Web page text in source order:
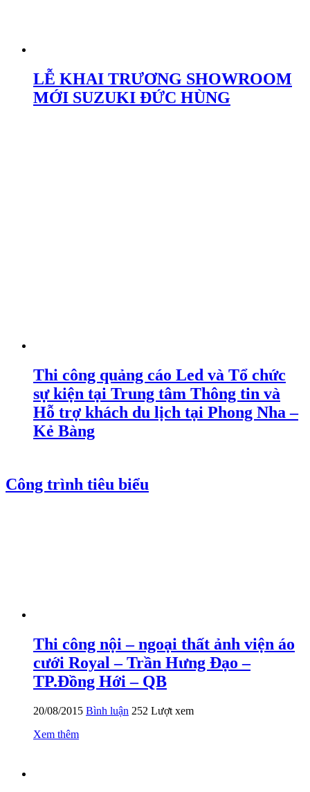
LỄ KHAI TRƯƠNG SHOWROOM
MỚI SUZUKI ĐỨC HÙNG
Thi công quảng cáo Led và Tổ chức
sự kiện tại Trung tâm Thông tin và
Hỗ trợ khách du lịch tại Phong Nha –
Kẻ Bàng
Công trình tiêu biểu
Thi công nội – ngoại thất ảnh viện áo
cưới Royal – Trần Hưng Đạo –
TP.Đồng Hới – QB
20/08/2015 Bình luận 252 Lượt xem
Xem thêm